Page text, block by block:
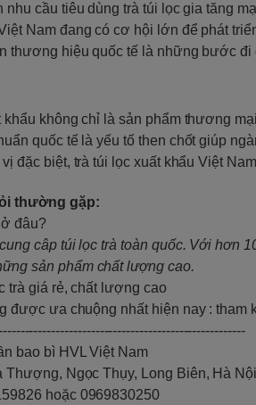
nhu cầu tiêu dùng trà túi lọc gia tăng
Nam đang có cơ hội lớn để phát
thương hiệu quốc tế là những bước
khẩu không chỉ là sản phẩm thương
quốc tế là yếu tố then chốt giúp
đặc biệt, trà túi lọc xuất khẩu Việt
thường gặp:
ở đâu?
câp túi lọc trà toàn quốc. Với hơn
sản phẩm chất lượng cao.
trà giá rẻ, chất lượng cao
được ưa chuộng nhất hiện nay: tham
bao bì HVL Việt Nam
Thượng, Ngọc Thụy, Long Biên, Hà Nội
hoặc 0969830250